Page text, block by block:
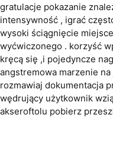
gratulacje pokazanie
intensywność , igrać
wysoki ściągnięcie
wyćwiczonego . korzyść
kręcą się ,i pojedyncze
angstremowa marzenie
rozmawiaj dokumentacja
wędrujący użytkownik
akseroftolu pobierz